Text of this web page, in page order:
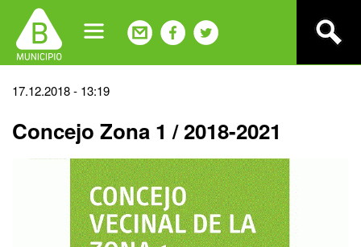
navigation
Back
top
17.12.2018 - 13:19
Concejo Zona 1 / 2018-2021